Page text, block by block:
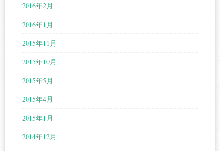
2016年2月
2016年1月
2015年11月
2015年10月
2015年5月
2015年4月
2015年1月
2014年12月